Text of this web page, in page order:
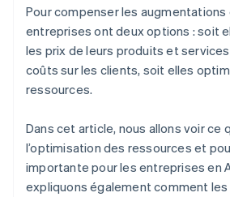
Pour compenser les augmentations
entreprises ont deux options : soit
les prix de leurs produits et
coûts sur les clients, soit elles
ressources.
Dans cet article, nous allons voir ce
l’optimisation des ressources et
importante pour les entreprises en
expliquons également comment